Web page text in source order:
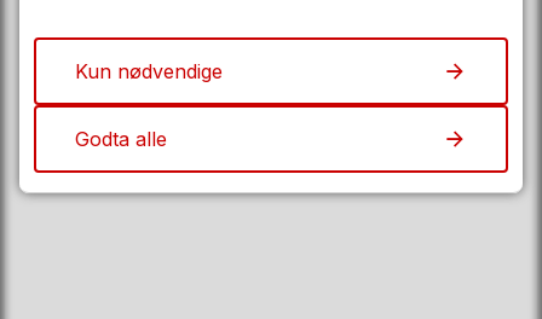
Postboks 220
1702 Sarpsborg
eDialog
Kun nødvendige
Godta alle